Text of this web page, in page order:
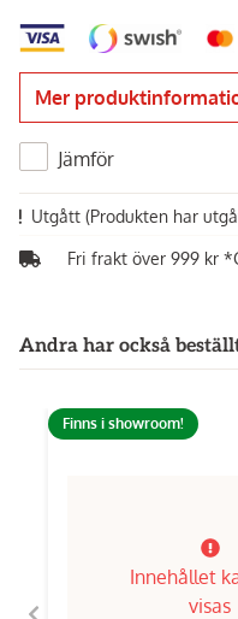
Mer
Jämför
Utgått (Produkten har
Fri frakt över 999 kr
Andra har också
Finns i showroom!
Innehållet
visas